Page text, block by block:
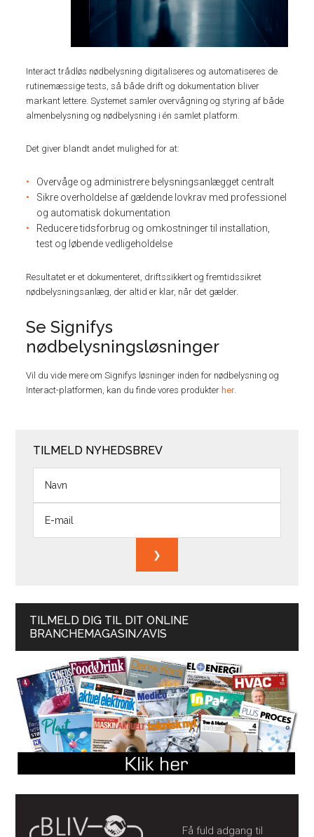
Interact trådløs nødbelysning digitaliseres og automatiseres de
rutinemæssige tests, så både drift og dokumentation bliver
markant lettere. Systemet samler overvågning og styring af både
almenbelysning og nødbelysning i én samlet platform.
Det giver blandt andet mulighed for at:
Overvåge og administrere belysningsanlægget centralt
Sikre overholdelse af gældende lovkrav med professionel
og automatisk dokumentation
Reducere tidsforbrug og omkostninger til installation,
test og løbende vedligeholdelse
Resultatet er et dokumenteret, driftssikkert og fremtidssikret
nødbelysningsanlæg, der altid er klar, når det gælder.
Se Signifys
nødbelysningsløsninger
Vil du vide mere om Signifys løsninger inden for nødbelysning og
Interact-platformen, kan du finde vores produkter her.
TILMELD NYHEDSBREV
TILMELD DIG TIL DIT ONLINE
BRANCHEMAGASIN/AVIS
Få fuld adgang til